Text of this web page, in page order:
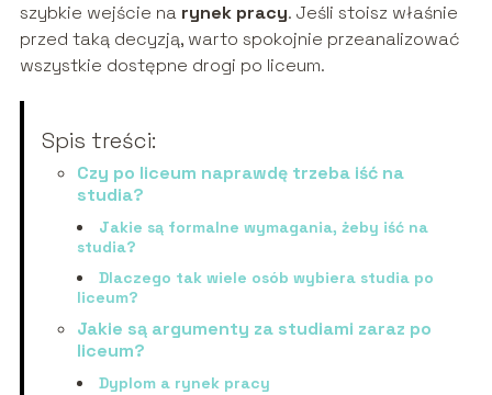
szybkie wejście na rynek pracy. Jeśli stoisz właśnie
przed taką decyzją, warto spokojnie przeanalizować
wszystkie dostępne drogi po liceum.
Spis treści:
Czy po liceum naprawdę trzeba iść na
studia?
Jakie są formalne wymagania, żeby iść na
studia?
Dlaczego tak wiele osób wybiera studia po
liceum?
Jakie są argumenty za studiami zaraz po
liceum?
Dyplom a rynek pracy